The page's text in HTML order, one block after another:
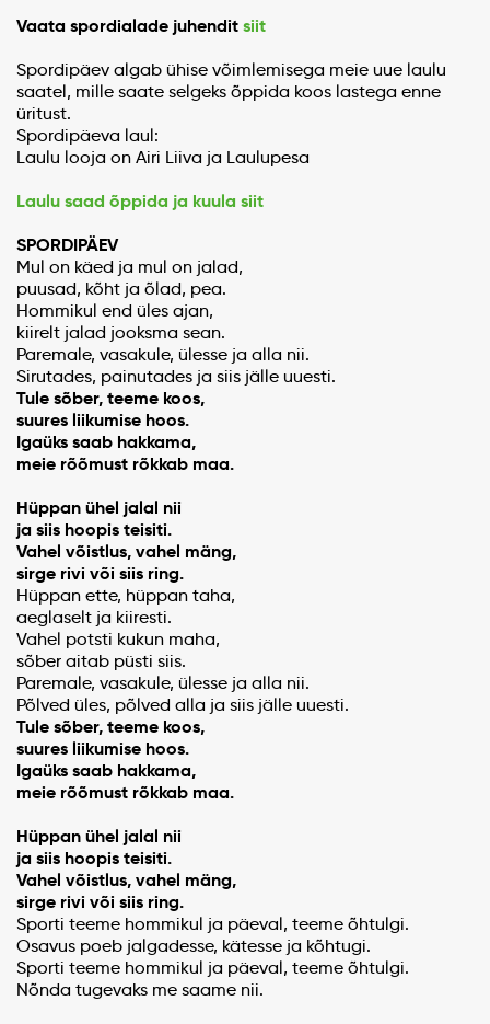
Vaata spordialade juhenditsiit
Spordipäev algab ühise võimlemisega meie uue laulu
saatel, mille saate selgeks õppida koos lastega enne
üritust.
Spordipäeva laul:
Laulu looja on Airi Liiva ja Laulupesa
Laulu saad õppida ja kuula siit
SPORDIPÄEV
Mul on käed ja mul on jalad,
puusad, kõht ja õlad, pea.
Hommikul end üles ajan,
kiirelt jalad jooksma sean.
Paremale, vasakule, ülesse ja alla nii.
Sirutades, painutades ja siis jälle uuesti.
Tule sõber, teeme koos,
suures liikumise hoos.
Igaüks saab hakkama,
meie rõõmust rõkkab maa.
Hüppan ühel jalal nii
ja siis hoopis teisiti.
Vahel võistlus, vahel mäng,
sirge rivi või siis ring.
Hüppan ette, hüppan taha,
aeglaselt ja kiiresti.
Vahel potsti kukun maha,
sõber aitab püsti siis.
Paremale, vasakule, ülesse ja alla nii.
Põlved üles, põlved alla ja siis jälle uuesti.
Tule sõber, teeme koos,
suures liikumise hoos.
Igaüks saab hakkama,
meie rõõmust rõkkab maa.
Hüppan ühel jalal nii
ja siis hoopis teisiti.
Vahel võistlus, vahel mäng,
sirge rivi või siis ring.
Sporti teeme hommikul ja päeval, teeme õhtulgi.
Osavus poeb jalgadesse, kätesse ja kõhtugi.
Sporti teeme hommikul ja päeval, teeme õhtulgi.
Nõnda tugevaks me saame nii.